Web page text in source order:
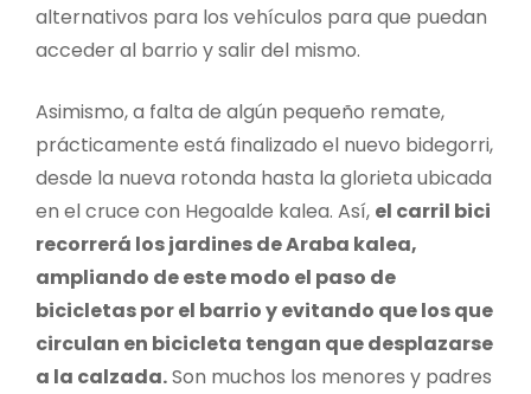
alternativos para los vehículos para que puedan
acceder al barrio y salir del mismo.
Asimismo, a falta de algún pequeño remate,
prácticamente está finalizado el nuevo bidegorri,
desde la nueva rotonda hasta la glorieta ubicada
en el cruce con Hegoalde kalea. Así, el carril bici
recorrerá los jardines de Araba kalea,
ampliando de este modo el paso de
bicicletas por el barrio y evitando que los que
circulan en bicicleta tengan que desplazarse
a la calzada.Son muchos los menores y padres